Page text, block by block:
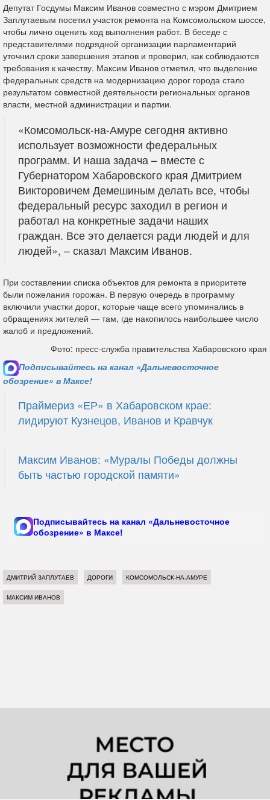
Депутат Госдумы Максим Иванов совместно с мэром Дмитрием
Заплутаевым посетил участок ремонта на Комсомольском шоссе,
чтобы лично оценить ход выполнения работ. В беседе с
представителями подрядной организации парламентарий
уточнил сроки завершения этапов и проверил, как соблюдаются
требования к качеству. Максим Иванов отметил, что выделение
федеральных средств на модернизацию дорог города стало
результатом совместной деятельности региональных органов
власти, местной администрации и партии.
«Комсомольск-на-Амуре сегодня активно
использует возможности федеральных
программ. И наша задача – вместе с
Губернатором Хабаровского края Дмитрием
Викторовичем Демешиным делать все, чтобы
федеральный ресурс заходил в регион и
работал на конкретные задачи наших
граждан. Все это делается ради людей и для
людей», – сказал Максим Иванов.
При составлении списка объектов для ремонта в приоритете
были пожелания горожан. В первую очередь в программу
включили участки дорог, которые чаще всего упоминались в
обращениях жителей — там, где накопилось наибольшее число
жалоб и предложений.
Фото: пресс-служба правительства Хабаровского края
Подписывайтесь на канал «Дальневосточное
обозрение» в Максе!
Праймериз «ЕР» в Хабаровском крае:
лидируют Кузнецов, Иванов и Кравчук
Максим Иванов: «Муралы Победы должны
быть частью городской памяти»
Подписывайтесь на канал «Дальневосточное
обозрение» в Максе!
ДМИТРИЙ ЗАПЛУТАЕВ ДОРОГИ КОМСОМОЛЬСК-НА-АМУРЕ
МАКСИМ ИВАНОВ